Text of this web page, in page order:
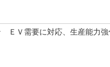
ＥＶ需要に対応、生産能力強